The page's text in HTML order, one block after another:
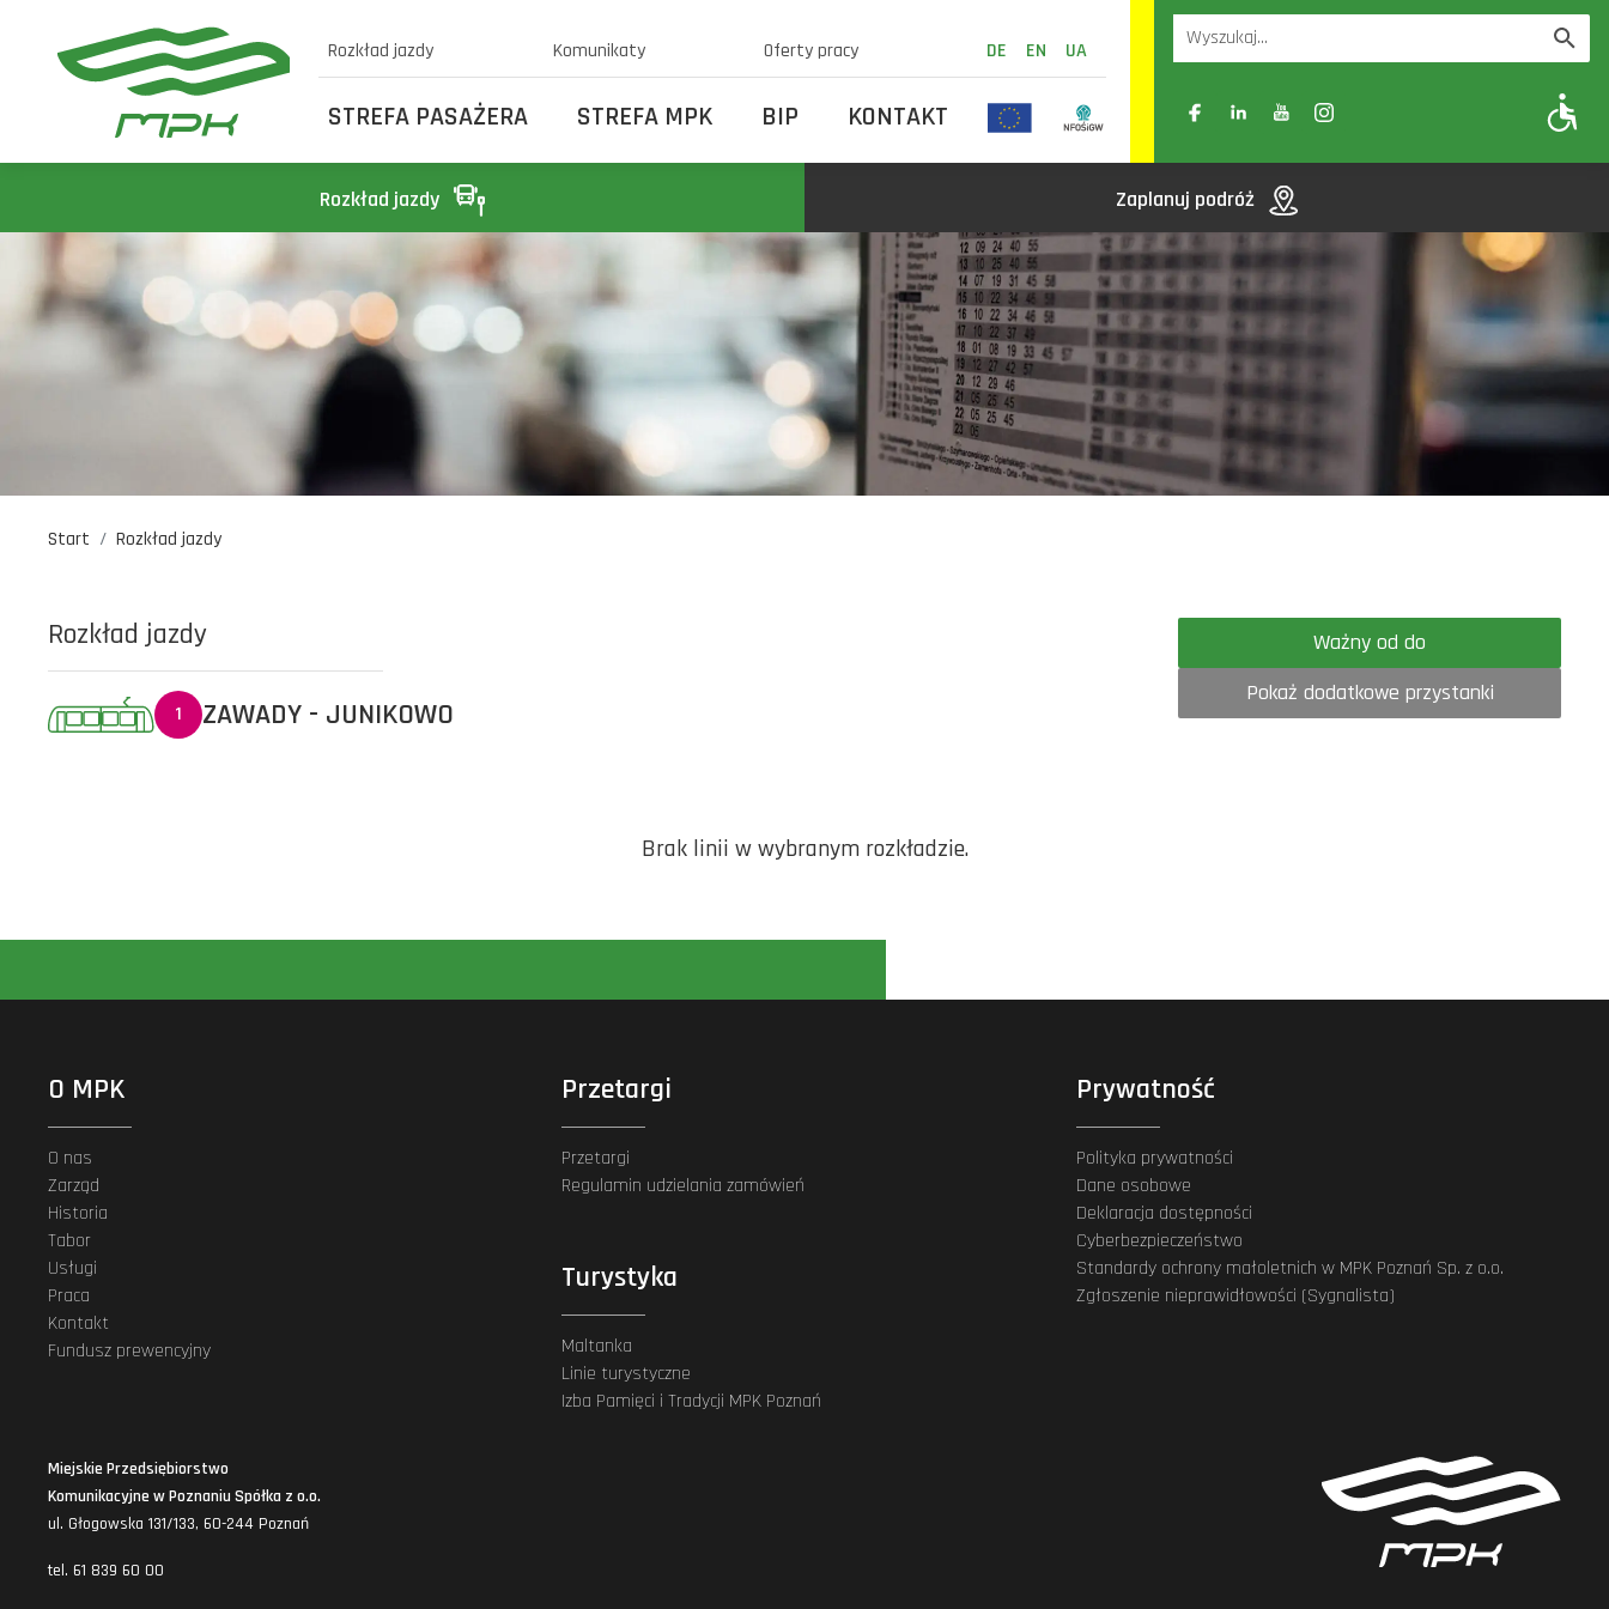
Rozkład jazdy Komunikaty Oferty pracy DE EN UA
STREFA PASAŻERA STREFA MPK BIP KONTAKT A- A A+
Rozkład jazdy Zaplanuj podróż
Start Rozkład jazdy
Rozkład jazdy
1 ZAWADY - JUNIKOWO
Ważny od do
Pokaż dodatkowe przystanki
Brak linii w wybranym rozkładzie.
O MPK
O nas
Zarząd
Historia
Tabor
Usługi
Praca
Kontakt
Fundusz prewencyjny
Przetargi
Przetargi
Regulamin udzielania zamówień
Turystyka
Maltanka
Linie turystyczne
Izba Pamięci i Tradycji MPK Poznań
Prywatność
Polityka prywatności
Dane osobowe
Deklaracja dostępności
Cyberbezpieczeństwo
Standardy ochrony małoletnich w MPK Poznań Sp. z o.o.
Zgłoszenie nieprawidłowości (Sygnalista)
Miejskie Przedsiębiorstwo
Komunikacyjne w Poznaniu Spółka z o.o.
ul. Głogowska 131/133, 60-244 Poznań
tel. 61 839 60 00